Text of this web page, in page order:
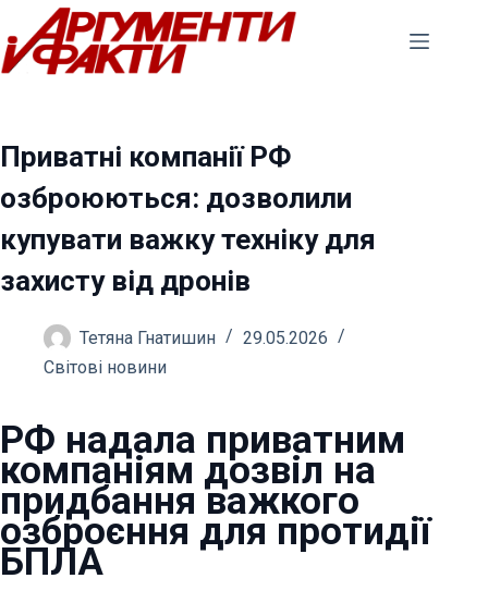
Перейти
до
вмісту
Приватні компанії РФ
озброюються: дозволили
купувати важку техніку для
захисту від дронів
Тетяна Гнатишин
29.05.2026
Світові новини
РФ надала приватним
компаніям дозвіл на
придбання важкого
озброєння для протидії
БПЛА